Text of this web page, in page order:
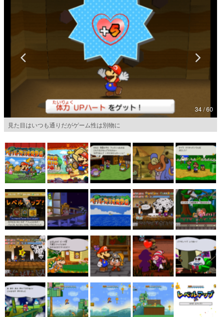
アプリレビュー
その他
電ファミニコゲーマーとは？
運営：株式会社マレ
34 / 60
見た目はいつも通りだがゲーム性は別物に